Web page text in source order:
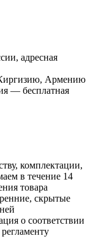
адресная
Киргизию, Армению
— бесплатная
комплектации,
в течение 14
товара
скрытые
о соответствии